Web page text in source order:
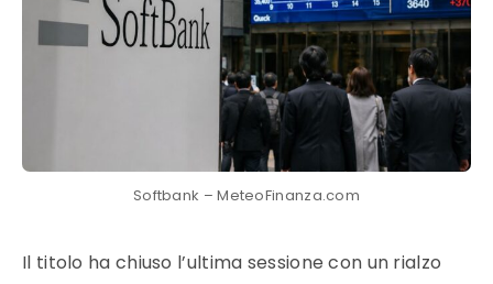
Softbank – MeteoFinanza.com
Il titolo ha chiuso l’ultima sessione con un rialzo